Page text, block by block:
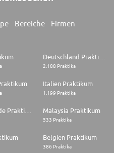
Bereiche Firmen
Deutschland Praktikum
2.188 Praktika
Italien Praktikum
1.199 Praktika
Malaysia Praktikum
533 Praktika
Belgien Praktikum
386 Praktika